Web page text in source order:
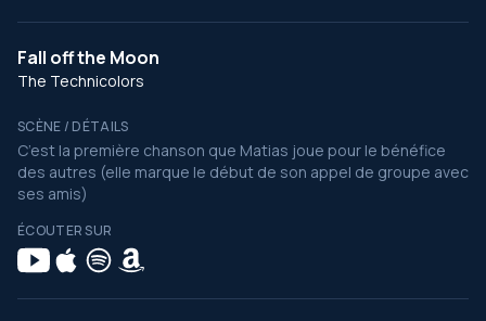
Fall off the Moon
The Technicolors
SCÈNE / DÉTAILS
C’est la première chanson que Matias joue pour le bénéfice
des autres (elle marque le début de son appel de groupe avec
ses amis)
ÉCOUTER SUR